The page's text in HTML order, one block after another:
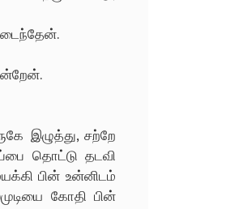
இழுத்து, சற்றே
தொட்டு தடவி
பின் உன்னிடம்
கோதி பின்